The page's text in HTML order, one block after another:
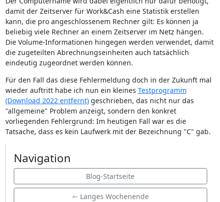
damit der Zeitserver für Work&Cash eine Statistik erstellen
kann, die pro angeschlossenem Rechner gilt: Es können ja
beliebig viele Rechner an einem Zeitserver im Netz hängen.
Die Volume-Informationen hingegen werden verwendet, damit
die zugeteilten Abrechnungseinheiten auch tatsächlich
eindeutig zugeordnet werden können.
Für den Fall das diese Fehlermeldung doch in der Zukunft mal
wieder auftritt habe ich nun ein kleines Testprogramm
(Download 2022 entfernt)geschrieben, das nicht nur das
"allgemeine" Problem anzeigt, sondern den konkret
vorliegenden Fehlergrund: Im heutigen Fall war es die
Tatsache, dass es kein Laufwerk mit der Bezeichnung "C" gab.
Navigation
Blog-Startseite
⇽ Langes Wochenende